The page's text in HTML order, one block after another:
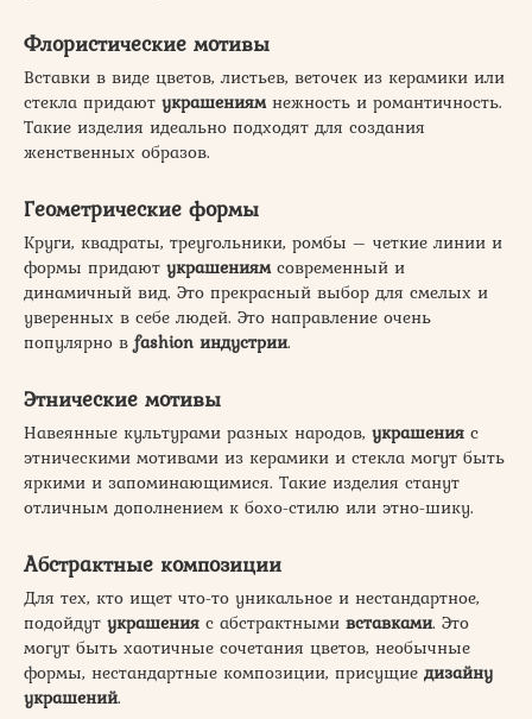
Флористические мотивы
Вставки в виде цветов, листьев, веточек из керамики или
стекла придают украшениямнежность и романтичность.
Такие изделия идеально подходят для создания
женственных образов.
Геометрические формы
Круги, квадраты, треугольники, ромбы – четкие линии и
формы придают украшениямсовременный и
динамичный вид. Это прекрасный выбор для смелых и
уверенных в себе людей. Это направление очень
популярно вfashion индустрии.
Этнические мотивы
Навеянные культурами разных народов, украшения с
этническими мотивами из керамики и стекла могут быть
яркими и запоминающимися. Такие изделия станут
отличным дополнением к бохо-стилю или этно-шику.
Абстрактные композиции
Для тех, кто ищет что-то уникальное и нестандартное,
подойдут украшения с абстрактными вставками. Это
могут быть хаотичные сочетания цветов, необычные
формы, нестандартные композиции, присущие дизайну
украшений.